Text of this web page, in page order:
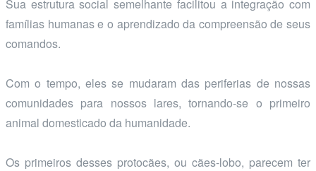
Sua estrutura social semelhante facilitou a integração com
famílias humanas e o aprendizado da compreensão de seus
comandos.
Com o tempo, eles se mudaram das periferias de nossas
comunidades para nossos lares, tornando-se o primeiro
animal domesticado da humanidade.
Os primeiros desses protocães, ou cães-lobo, parecem ter